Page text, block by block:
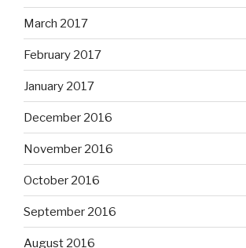
March 2017
February 2017
January 2017
December 2016
November 2016
October 2016
September 2016
August 2016